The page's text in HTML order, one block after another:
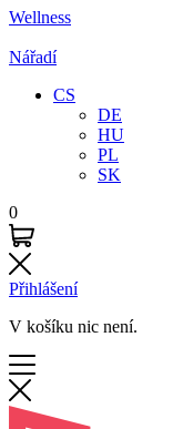
Wellness
Nářadí
CS
DE
HU
PL
SK
0
Přihlášení
V košíku nic není.